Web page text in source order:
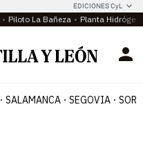
EDICIONES CyL
Piloto La Bañeza Planta
SALAMANCA SEGOVIA